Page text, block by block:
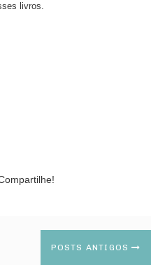
livros.
POSTS ANTIGOS